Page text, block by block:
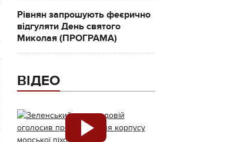
Рівнян запрошують феєрично
відгуляти День святого
Миколая (ПРОГРАМА)
ВІДЕО